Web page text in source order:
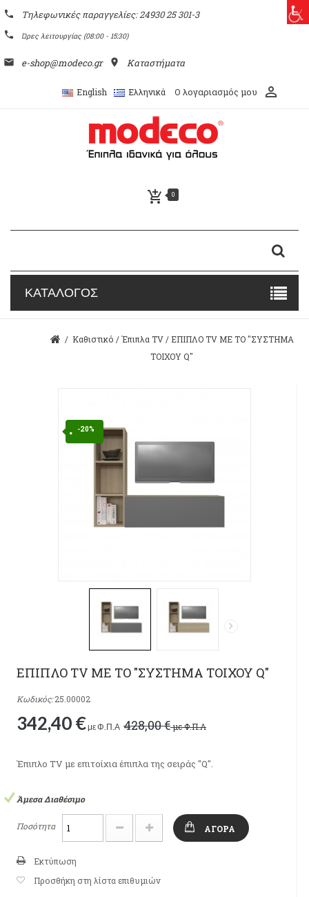
phone Τηλεφωνικές παραγγελίες: 24930 25 301-3
phone Ώρες λειτουργίας (08:00 - 15:30)
email e-shop@modeco.gr place Καταστήματα
English Ελληνικά Ο λογαριασμός μου perm_identity
add_shopping_cart 0
ΚΑΤΑΛΟΓΟΣ
/ Καθιστικό / Έπιπλα TV / ΕΠΙΠΛΟ TV ME ΤΟ "ΣΥΣΤHΜΑ
ΤΟΙΧΟΥ Q"
-20%
ΕΠΙΠΛΟ TV ME ΤΟ "ΣΥΣΤHΜΑ ΤΟΙΧΟΥ Q"
Κωδικός: 25.00002
342,40 €με Φ.Π.Α 428,00 €με Φ.Π.Α
Έπιπλο TV με επιτοίχια έπιπλα της σειράς "Q".
Άμεσα Διαθέσιμο
Ποσότητα ΑΓΟΡΆ
Εκτύπωση
Προσθήκη στη λίστα επιθυμιών